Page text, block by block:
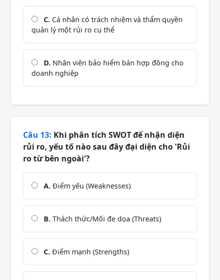
C. Cá nhân có trách nhiệm và thẩm quyền
quản lý một rủi ro cụ thể
D. Nhân viên bảo hiểm bán hợp đồng cho
doanh nghiệp
Câu 13: Khi phân tích SWOT để nhận diện
rủi ro, yếu tố nào sau đây đại diện cho 'Rủi
ro từ bên ngoài'?
A. Điểm yếu (Weaknesses)
B. Thách thức/Mối đe dọa (Threats)
C. Điểm mạnh (Strengths)